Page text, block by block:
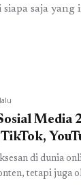
saja yang
cara platform
serta
Read more
Media
di dunia
tetapi juga